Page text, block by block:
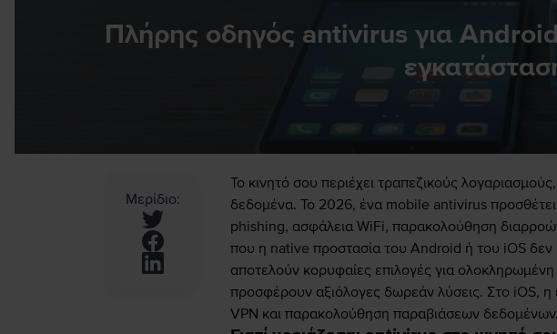
Πλήρης οδηγός antivirus για
Μερίδιο:
Το κινητό σου περιέχει τραπεζικούς
δεδομένα. Το 2026, ένα mobile antivirus
phishing, ασφάλεια WiFi, παρακολούθηση
που η native προστασία του Android ή του iOS
αποτελούν κορυφαίες επιλογές για
προσφέρουν αξιόλογες δωρεάν λύσεις. Στο iOS,
VPN και παρακολούθηση παραβιάσεων δεδομένων.